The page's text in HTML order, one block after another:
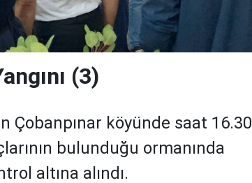
(3)
Çobanpınar köyünde saat 16.30
bulunduğu ormanında
altına alındı.